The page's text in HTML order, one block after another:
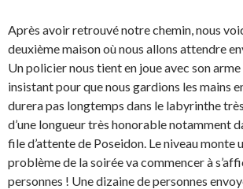
Après avoir retrouvé notre chemin, nous
deuxième maison où nous allons attendre
Un policier nous tient en joue avec son
insistant pour que nous gardions les mains
durera pas longtemps dans le labyrinthe
d’une longueur très honorable notamment
file d’attente de Poseidon. Le niveau monte
problème de la soirée va commencer à
personnes ! Une dizaine de personnes